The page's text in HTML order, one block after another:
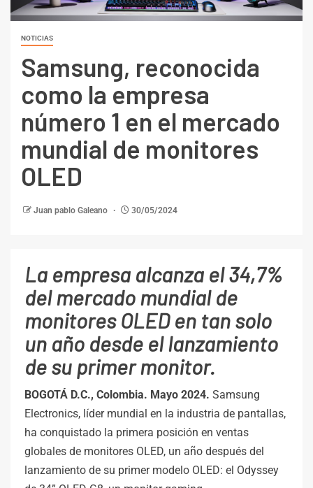
NOTICIAS
Samsung, reconocida
como la empresa
número 1 en el mercado
mundial de monitores
OLED
Juan pablo Galeano 30/05/2024
La empresa alcanza el 34,7%
del mercado mundial de
monitores OLED en tan solo
un año desde el lanzamiento
de su primer monitor.
BOGOTÁ D.C., Colombia. Mayo 2024. Samsung
Electronics, líder mundial en la industria de pantallas,
ha conquistado la primera posición en ventas
globales de monitores OLED, un año después del
lanzamiento de su primer modelo OLED: el Odyssey